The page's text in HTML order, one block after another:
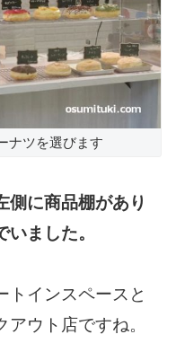
ナツを選びます
側に商品棚があり
ました。
トインスペースと
ウト店ですね。